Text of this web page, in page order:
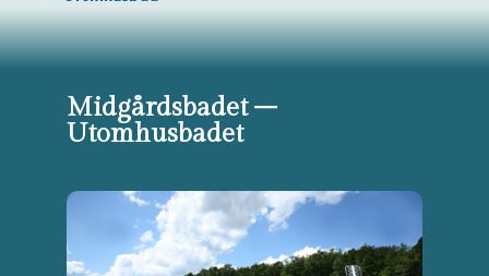
Midgårdsbadet –
Utomhusbadet